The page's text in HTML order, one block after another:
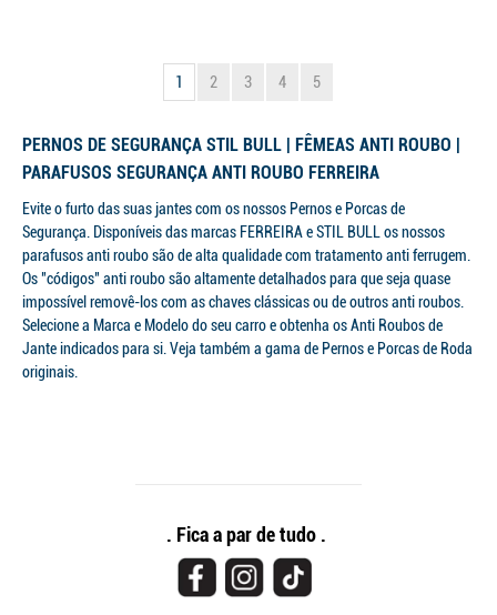
1 2 3 4 5
PERNOS DE SEGURANÇA STIL BULL | FÊMEAS ANTI ROUBO |
PARAFUSOS SEGURANÇA ANTI ROUBO FERREIRA
Evite o furto das suas jantes com os nossos Pernos e Porcas de
Segurança. Disponíveis das marcas FERREIRA e STIL BULL os nossos
parafusos anti roubo são de alta qualidade com tratamento anti ferrugem.
Os "códigos" anti roubo são altamente detalhados para que seja quase
impossível removê-los com as chaves clássicas ou de outros anti roubos.
Selecione a Marca e Modelo do seu carro e obtenha os Anti Roubos de
Jante indicados para si. Veja também a gama de Pernos e Porcas de Roda
originais.
. Fica a par de tudo .